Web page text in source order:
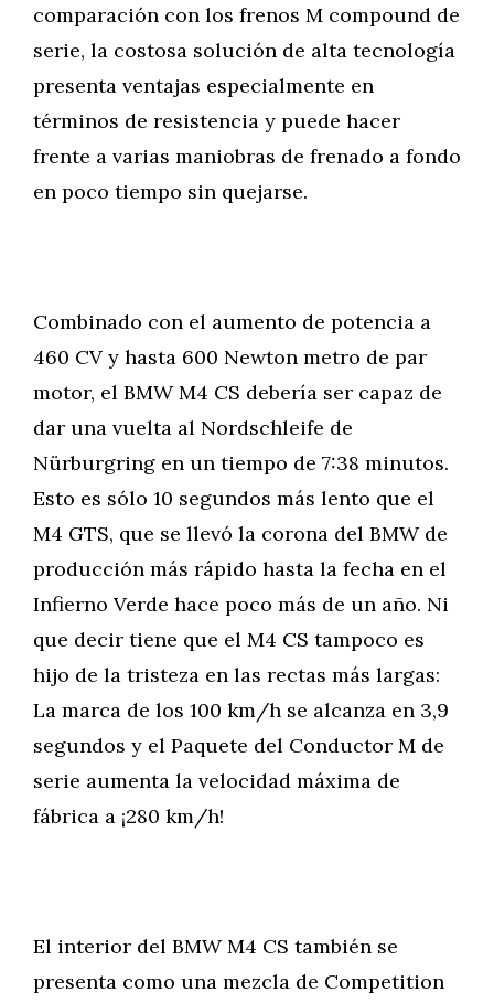
comparación con los frenos M compound de
serie, la costosa solución de alta tecnología
presenta ventajas especialmente en
términos de resistencia y puede hacer
frente a varias maniobras de frenado a fondo
en poco tiempo sin quejarse.
Combinado con el aumento de potencia a
460 CV y hasta 600 Newton metro de par
motor, el BMW M4 CS debería ser capaz de
dar una vuelta al Nordschleife de
Nürburgring en un tiempo de 7:38 minutos.
Esto es sólo 10 segundos más lento que el
M4 GTS, que se llevó la corona del BMW de
producción más rápido hasta la fecha en el
Infierno Verde hace poco más de un año. Ni
que decir tiene que el M4 CS tampoco es
hijo de la tristeza en las rectas más largas:
La marca de los 100 km/h se alcanza en 3,9
segundos y el Paquete del Conductor M de
serie aumenta la velocidad máxima de
fábrica a ¡280 km/h!
El interior del BMW M4 CS también se
presenta como una mezcla de Competition